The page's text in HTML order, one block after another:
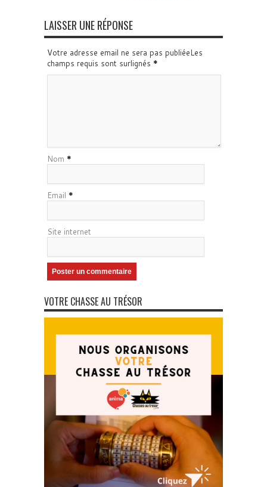
LAISSER UNE RÉPONSE
Votre adresse email ne sera pas publiéeLes
champs requis sont surlignés *
Nom *
Email *
Site internet
VOTRE CHASSE AU TRÉSOR